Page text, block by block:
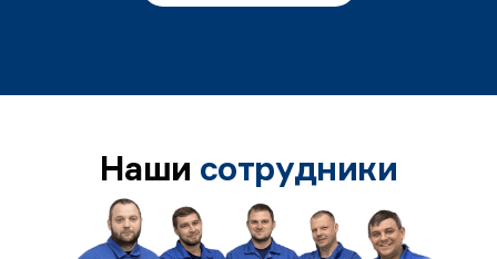
Наши сотрудники